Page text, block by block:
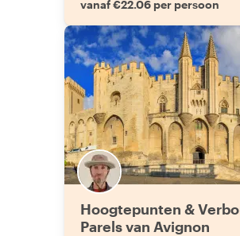
vanaf €22.06 per persoon
Hoogtepunten &
Parels van Avignon